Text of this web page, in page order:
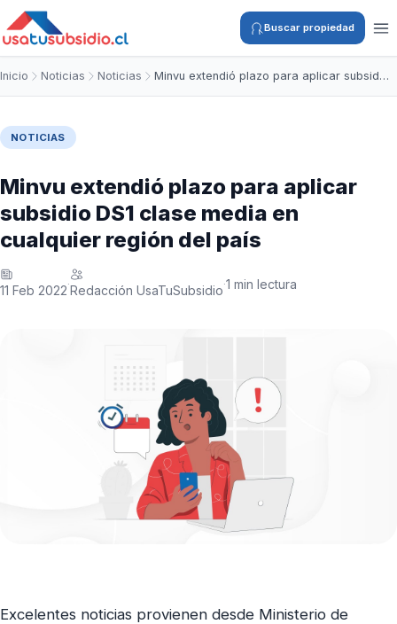
Buscar propiedad
Inicio Noticias Noticias Minvu extendió plazo para aplicar subsid…
NOTICIAS
Minvu extendió plazo para aplicar
subsidio DS1 clase media en
cualquier región del país
11 Feb 2022·Redacción UsaTuSubsidio·1 min lectura
Excelentes noticias provienen desde Ministerio de